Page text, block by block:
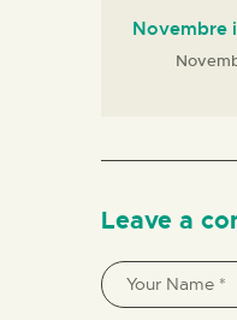
Novembre
Leave a